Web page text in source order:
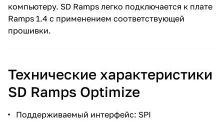
компьютеру. SD Ramps легко подключается к плате
Ramps 1.4 с применением соответствующей
прошивки.
Технические характеристики
SD Ramps Optimize
Поддерживаемый интерфейс: SPI